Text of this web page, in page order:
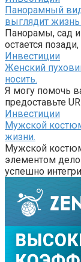
Панорамный
выглядит
Панорамы, сад
остается
Инвестиции
Женский
носить.
Я могу помочь
предоставьте
Инвестиции
Мужской
жизни.
Мужской
элементом
успешно